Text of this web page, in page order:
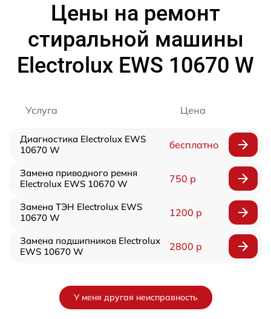
Цены на ремонт
стиральной машины
Electrolux EWS 10670 W
Услуга Цена
Диагностика Electrolux EWS
10670 W
бесплатно
Замена приводного ремня
Electrolux EWS 10670 W
750 р
Замена ТЭН Electrolux EWS
10670 W
1200 р
Замена подшипников Electrolux
EWS 10670 W
2800 р
У меня другая неисправность